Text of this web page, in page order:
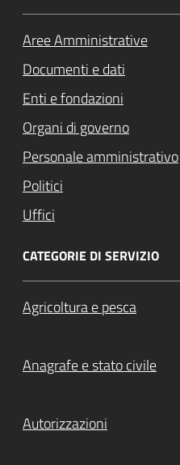
Aree Amministrative
Documenti e dati
Enti e fondazioni
Organi di governo
Personale amministrativo
Politici
Uffici
CATEGORIE DI SERVIZIO
Agricoltura e pesca
Anagrafe e stato civile
Autorizzazioni